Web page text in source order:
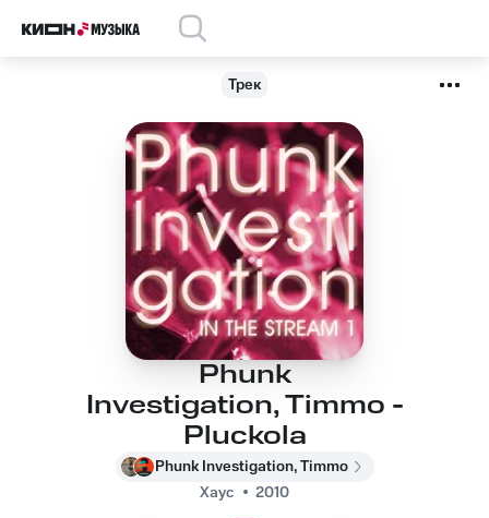
Трек
Phunk
Investigation, Timmo -
Pluckola
Phunk Investigation, Timmo
Хаус
2010